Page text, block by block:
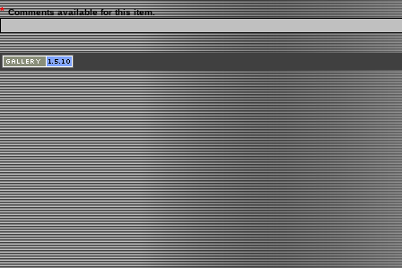
* Comments available for this item.